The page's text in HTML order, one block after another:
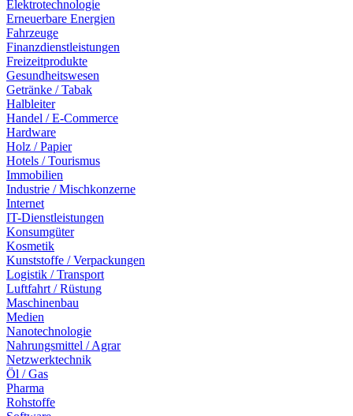
Elektrotechnologie
Erneuerbare Energien
Fahrzeuge
Finanzdienstleistungen
Freizeitprodukte
Gesundheitswesen
Getränke / Tabak
Halbleiter
Handel / E-Commerce
Hardware
Holz / Papier
Hotels / Tourismus
Immobilien
Industrie / Mischkonzerne
Internet
IT-Dienstleistungen
Konsumgüter
Kosmetik
Kunststoffe / Verpackungen
Logistik / Transport
Luftfahrt / Rüstung
Maschinenbau
Medien
Nanotechnologie
Nahrungsmittel / Agrar
Netzwerktechnik
Öl / Gas
Pharma
Rohstoffe